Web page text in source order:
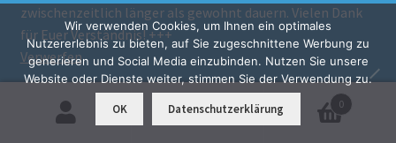
zwischenzeitlich länger als gewohnt dauern. Vielen Dank
für Euer Verständnis! +++
Verwerfen
0
Wir verwenden Cookies, um Ihnen ein optimales
Nutzererlebnis zu bieten, auf Sie zugeschnittene Werbung zu
generieren und Social Media einzubinden. Nutzen Sie unsere
Website oder Dienste weiter, stimmen Sie der Verwendung zu.
OK Datenschutzerklärung